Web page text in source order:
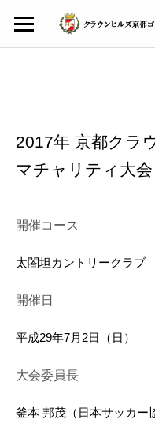
2017年 京都クラ
マチャリティ大会
開催コース
太閤坦カントリークラブ
開催日
平成29年7月2日（日）
大会委員長
釜本 邦茂（日本サッカー